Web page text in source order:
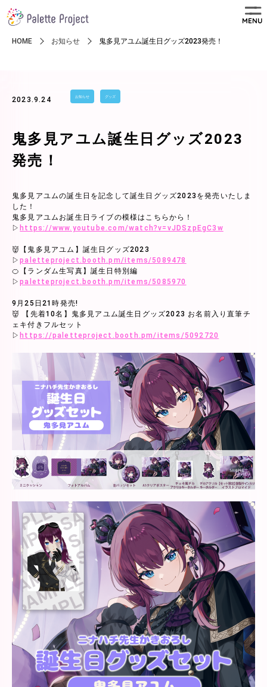
MENU
HOME お知らせ 鬼多見アユム誕生日グッズ2023発売！
2023.9.24 お知らせ グッズ
鬼多見アユム誕生日グッズ2023
発売！
鬼多見アユムの誕生日を記念して誕生日グッズ2023を発売いたしま
した！
鬼多見アユムお誕生日ライブの模様はこちらから！
▷ https://www.youtube.com/watch?v=vJDSzpEgC3w
👹【鬼多見アユム】誕生日グッズ2023
▷paletteproject.booth.pm/items/5089478
🍊【ランダム生写真】誕生日特別編
▷paletteproject.booth.pm/items/5085970
9月25日21時発売!
👹 【先着10名】鬼多見アユム誕生日グッズ2023 お名前入り直筆チ
ェキ付きフルセット
▷ https://paletteproject.booth.pm/items/5092720